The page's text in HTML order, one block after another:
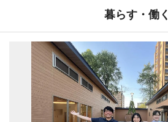
暮らす・働く